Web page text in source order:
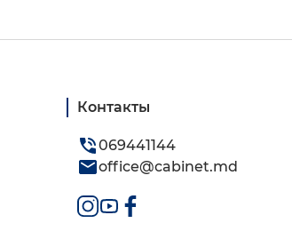
Контакты
069441144
office@cabinet.md